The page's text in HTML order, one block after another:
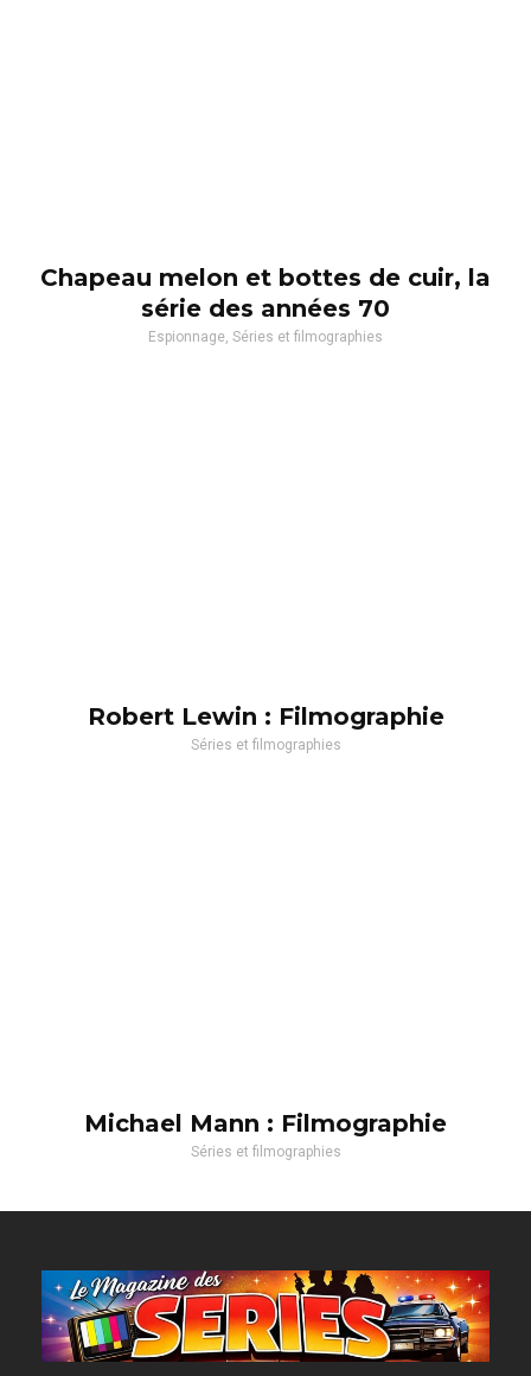
Chapeau melon et bottes de cuir, la
série des années 70
Espionnage, Séries et filmographies
Robert Lewin : Filmographie
Séries et filmographies
Michael Mann : Filmographie
Séries et filmographies